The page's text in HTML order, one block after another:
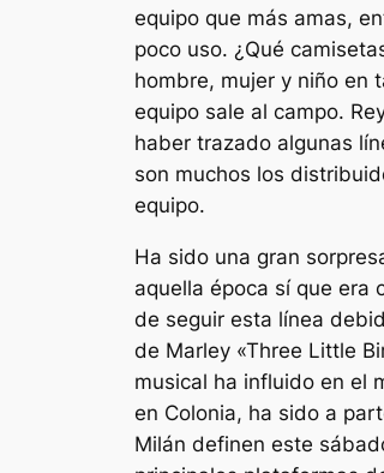
equipo que más amas,
poco uso. ¿Qué
hombre, mujer y niño en
equipo sale al campo.
haber trazado algunas
son muchos los
equipo.
Ha sido una gran
aquella época sí que era
de seguir esta línea
de Marley «Three Little
musical ha influido en el
en Colonia, ha sido a
Milán definen este